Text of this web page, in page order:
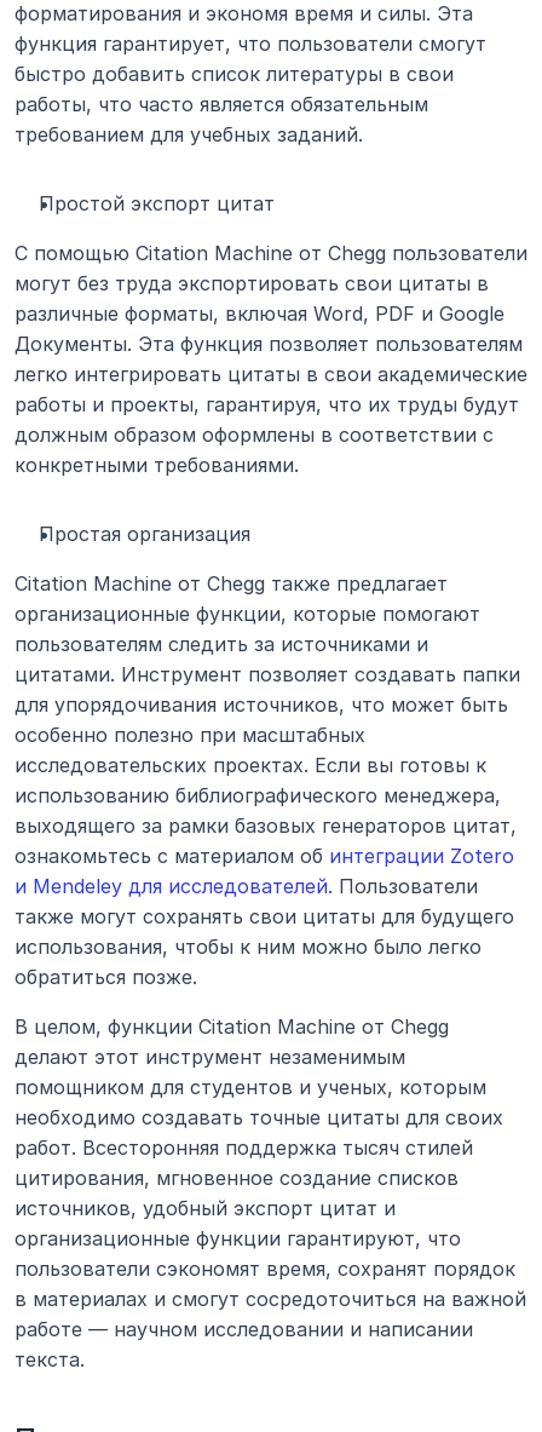
форматирования и экономя время и силы. Эта
функция гарантирует, что пользователи смогут
быстро добавить список литературы в свои
работы, что часто является обязательным
требованием для учебных заданий.
Простой экспорт цитат
С помощью Citation Machine от Chegg пользователи
могут без труда экспортировать свои цитаты в
различные форматы, включая Word, PDF и Google
Документы. Эта функция позволяет пользователям
легко интегрировать цитаты в свои академические
работы и проекты, гарантируя, что их труды будут
должным образом оформлены в соответствии с
конкретными требованиями.
Простая организация
Citation Machine от Chegg также предлагает
организационные функции, которые помогают
пользователям следить за источниками и
цитатами. Инструмент позволяет создавать папки
для упорядочивания источников, что может быть
особенно полезно при масштабных
исследовательских проектах. Если вы готовы к
использованию библиографического менеджера,
выходящего за рамки базовых генераторов цитат,
ознакомьтесь с материалом об интеграции Zotero
и Mendeley для исследователей. Пользователи
также могут сохранять свои цитаты для будущего
использования, чтобы к ним можно было легко
обратиться позже.
В целом, функции Citation Machine от Chegg
делают этот инструмент незаменимым
помощником для студентов и ученых, которым
необходимо создавать точные цитаты для своих
работ. Всесторонняя поддержка тысяч стилей
цитирования, мгновенное создание списков
источников, удобный экспорт цитат и
организационные функции гарантируют, что
пользователи сэкономят время, сохранят порядок
в материалах и смогут сосредоточиться на важной
работе — научном исследовании и написании
текста.